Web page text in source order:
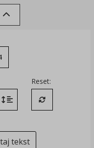
odstęp między literami
Zmień interlinię i margines
Reset:
Przywróć
tekst